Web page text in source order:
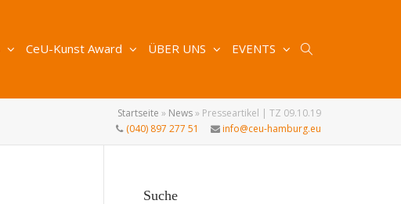
CeU-Kunst Award ÜBER UNS EVENTS
Startseite » News» Presseartikel | TZ 09.10.19
(040) 897 277 51
info@ceu-hamburg.eu
Suche